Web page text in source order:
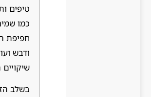
טיפים
כמו
חפיפת
ודבש
שיקויים
בשלב